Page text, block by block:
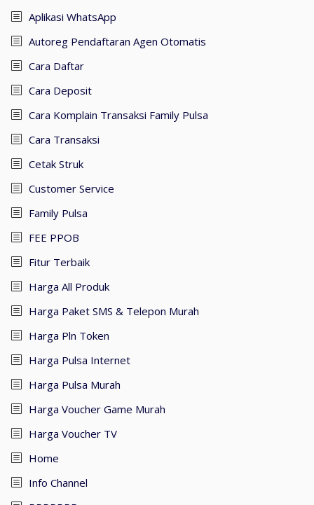
Aplikasi WhatsApp
Autoreg Pendaftaran Agen Otomatis
Cara Daftar
Cara Deposit
Cara Komplain Transaksi Family Pulsa
Cara Transaksi
Cetak Struk
Customer Service
Family Pulsa
FEE PPOB
Fitur Terbaik
Harga All Produk
Harga Paket SMS & Telepon Murah
Harga Pln Token
Harga Pulsa Internet
Harga Pulsa Murah
Harga Voucher Game Murah
Harga Voucher TV
Home
Info Channel